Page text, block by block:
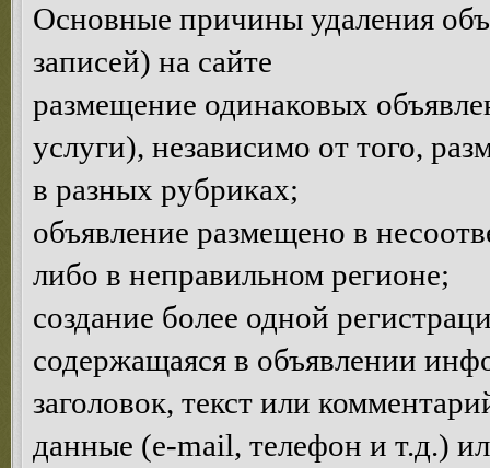
Основные причины удаления
записей) на сайте
размещение одинаковых
услуги), независимо от того,
в разных рубриках;
объявление размещено в
либо в неправильном регионе;
создание более одной
содержащаяся в объявлении
заголовок, текст или
данные (e-mail, телефон и т.д.)